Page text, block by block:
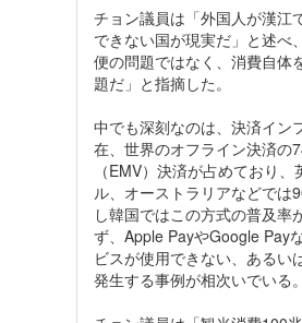
チョン議員は「外国人が漢江
できない国が現実だ」と述べ
便の問題ではなく、消費自体
題だ」と指摘した。
中でも深刻なのは、決済イン
在、世界のオフライン決済の
（EMV）決済が占めており
ル、オーストラリアなどでは
し韓国ではこの方式の普及率
ず、Apple PayやGoogle Pay
ビスが使用できない、あるい
発生する事例が相次いでいる。